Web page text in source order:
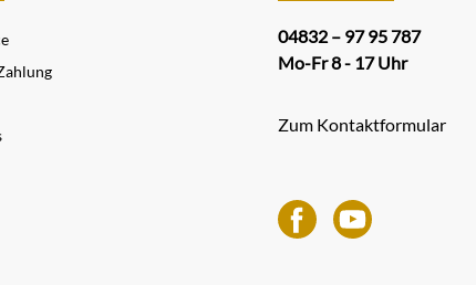
04832 – 97 95 787
Mo-Fr 8 - 17 Uhr
Zum Kontaktformular